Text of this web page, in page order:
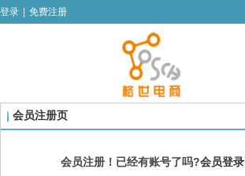
登录 免费注册
会员注册页
会员注册！已经有账号了吗?会员登录